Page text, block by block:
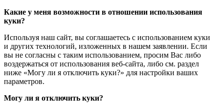
Какие у меня возможности в отношении использования
куки?
Используя наш сайт, вы соглашаетесь с использованием куки
и других технологий, изложенных в нашем заявлении. Если
вы не согласны с таким использованием, просим Вас либо
воздержаться от использования веб-сайта, либо см. раздел
ниже «Могу ли я отключить куки?» для настройки ваших
параметров.
Могу ли я отключить куки?